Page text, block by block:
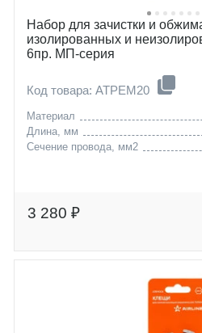
Набор для зачистки и
изолированных и
6пр. МП-серия
Код товара: ATPEM20
Материал
Длина, мм
Сечение провода, мм2
3 280 ₽